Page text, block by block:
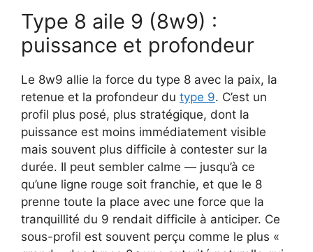
Type 8 aile 9 (8w9) :
puissance et profondeur
Le 8w9 allie la force du type 8 avec la paix, la
retenue et la profondeur du type 9. C’est un
profil plus posé, plus stratégique, dont la
puissance est moins immédiatement visible
mais souvent plus difficile à contester sur la
durée. Il peut sembler calme — jusqu’à ce
qu’une ligne rouge soit franchie, et que le 8
prenne toute la place avec une force que la
tranquillité du 9 rendait difficile à anticiper. Ce
sous-profil est souvent perçu comme le plus «